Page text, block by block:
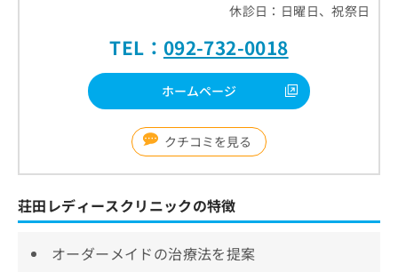
休診日：日曜日、祝祭日
TEL： 092-732-0018
ホームページ
クチコミを見る
荘田レディースクリニックの特徴
オーダーメイドの治療法を提案